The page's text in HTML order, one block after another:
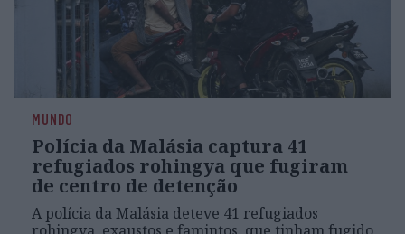
MUNDO
Polícia da Malásia captura 41
refugiados rohingya que fugiram
de centro de detenção
A polícia da Malásia deteve 41 refugiados